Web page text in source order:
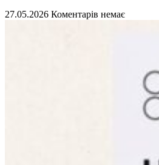
27.05.2026 Коментарів немає